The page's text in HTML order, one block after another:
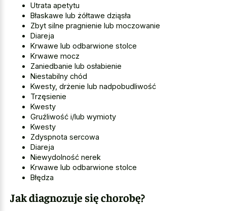
Utrata apetytu
Błaskawe lub żółtawe dziąsła
Zbyt silne pragnienie lub moczowanie
Diareja
Krwawe lub odbarwione stolce
Krwawe mocz
Zaniedbanie lub osłabienie
Niestabilny chód
Kwesty, drżenie lub nadpobudliwość
Trzęsienie
Kwesty
Gruźliwość i/lub wymioty
Kwesty
Zdyspnota sercowa
Diareja
Niewydolność nerek
Krwawe lub odbarwione stolce
Błędza
Jak diagnozuje się chorobę?